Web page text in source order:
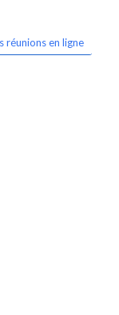
réunions en ligne